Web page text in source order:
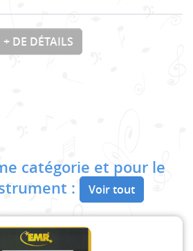
+ DE DÉTAILS
catégorie et pour le
:
Voir tout